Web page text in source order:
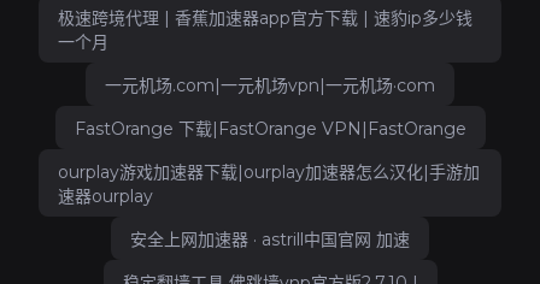
极速跨境代理 | 香蕉加速器app官方下载 | 速豹ip多少钱
一个月
一元机场.com|一元机场vpn|一元机场·com
FastOrange 下载|FastOrange VPN|FastOrange
ourplay游戏加速器下载|ourplay加速器怎么汉化|手游加
速器ourplay
安全上网加速器 · astrill中国官网 加速